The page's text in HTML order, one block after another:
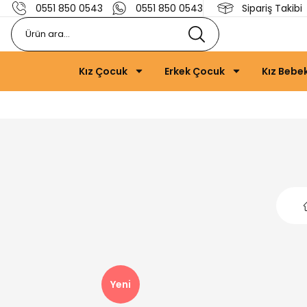
0551 850 0543 0551 850 0543 Sipariş Takibi
Kız Çocuk Erkek Çocuk Kız
Yeni